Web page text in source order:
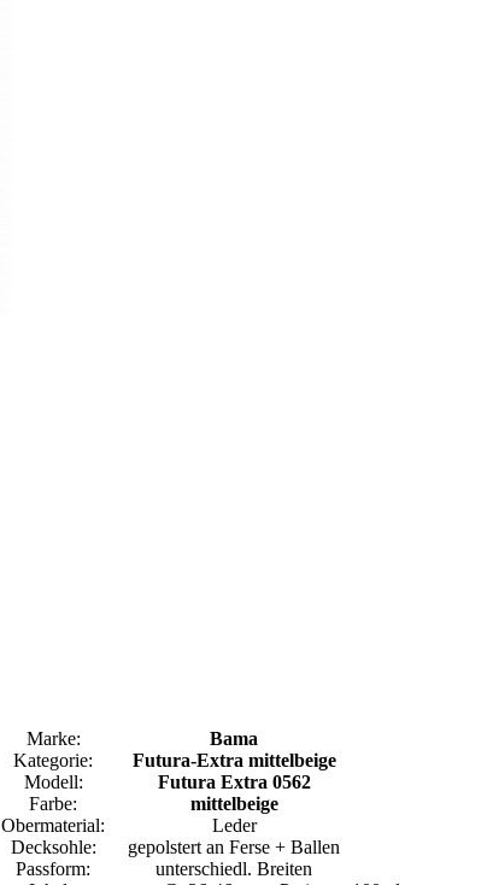
Marke:
Bama
Kategorie:
Futura-Extra mittelbeige
Modell:
Futura Extra 0562
Farbe:
mittelbeige
Obermaterial:
Leder
Decksohle:
gepolstert an Ferse + Ballen
Passform:
unterschiedl. Breiten